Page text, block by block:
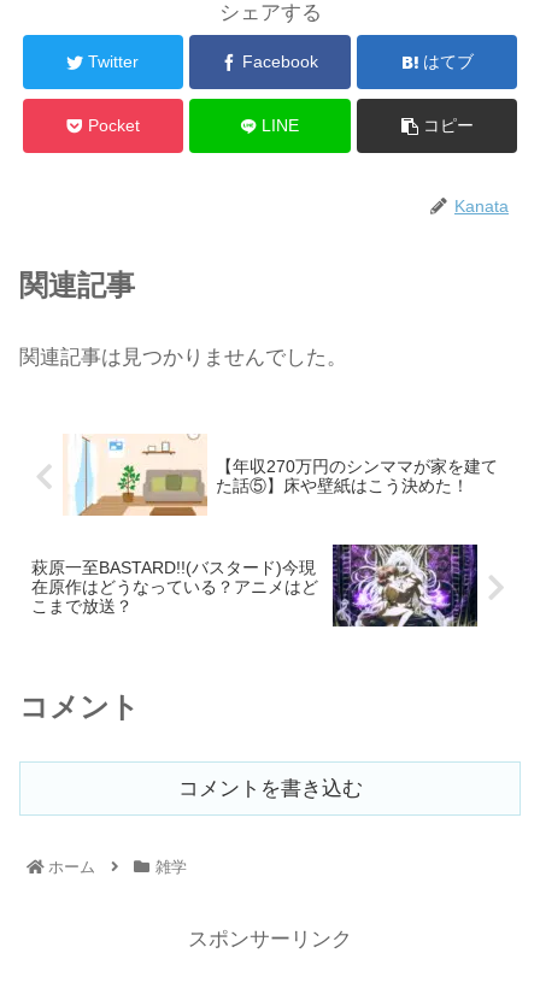
シェアする
Twitter Facebook はてブ
Pocket LINE コピー
Kanata
関連記事
関連記事は見つかりませんでした。
【年収270万円のシンママが家を建て
た話⑤】床や壁紙はこう決めた！
萩原一至BASTARD!!(バスタード)今現
在原作はどうなっている？アニメはど
こまで放送？
コメント
コメントを書き込む
ホーム 雑学
スポンサーリンク